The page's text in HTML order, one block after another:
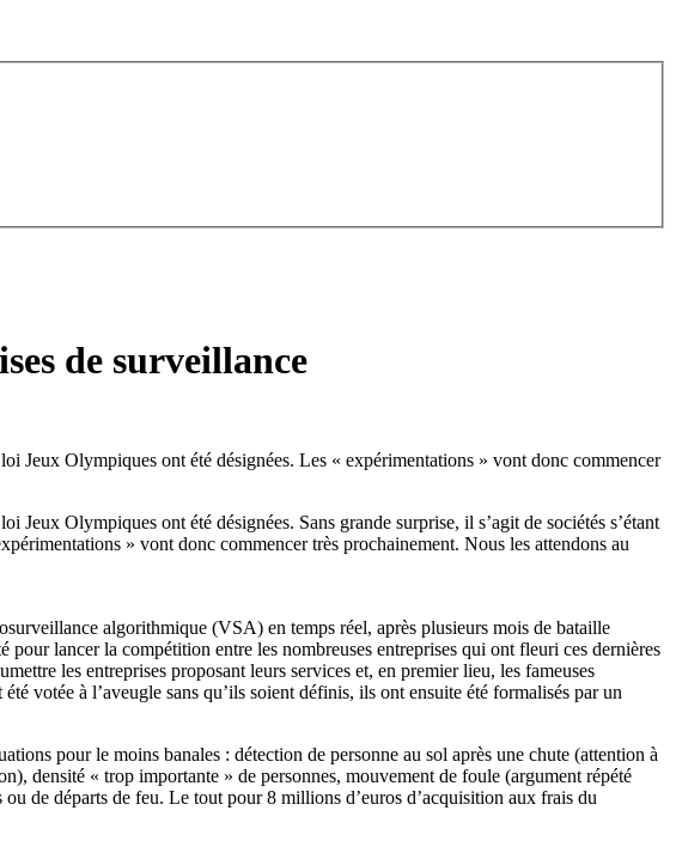
de surveillance
Jeux Olympiques ont été désignées. Les « expérimentations » vont donc commencer
Jeux Olympiques ont été désignées. Sans grande surprise, il s’agit de sociétés s’étant
» vont donc commencer très prochainement. Nous les attendons au
algorithmique (VSA) en temps réel, après plusieurs mois de bataille
pour lancer la compétition entre les nombreuses entreprises qui ont fleuri ces dernières
les entreprises proposant leurs services et, en premier lieu, les fameuses
votée à l’aveugle sans qu’ils soient définis, ils ont ensuite été formalisés par un
pour le moins banales : détection de personne au sol après une chute (attention à
densité « trop importante » de personnes, mouvement de foule (argument répété
ou de départs de feu. Le tout pour 8 millions d’euros d’acquisition aux frais du